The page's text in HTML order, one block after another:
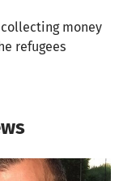
money
refugees